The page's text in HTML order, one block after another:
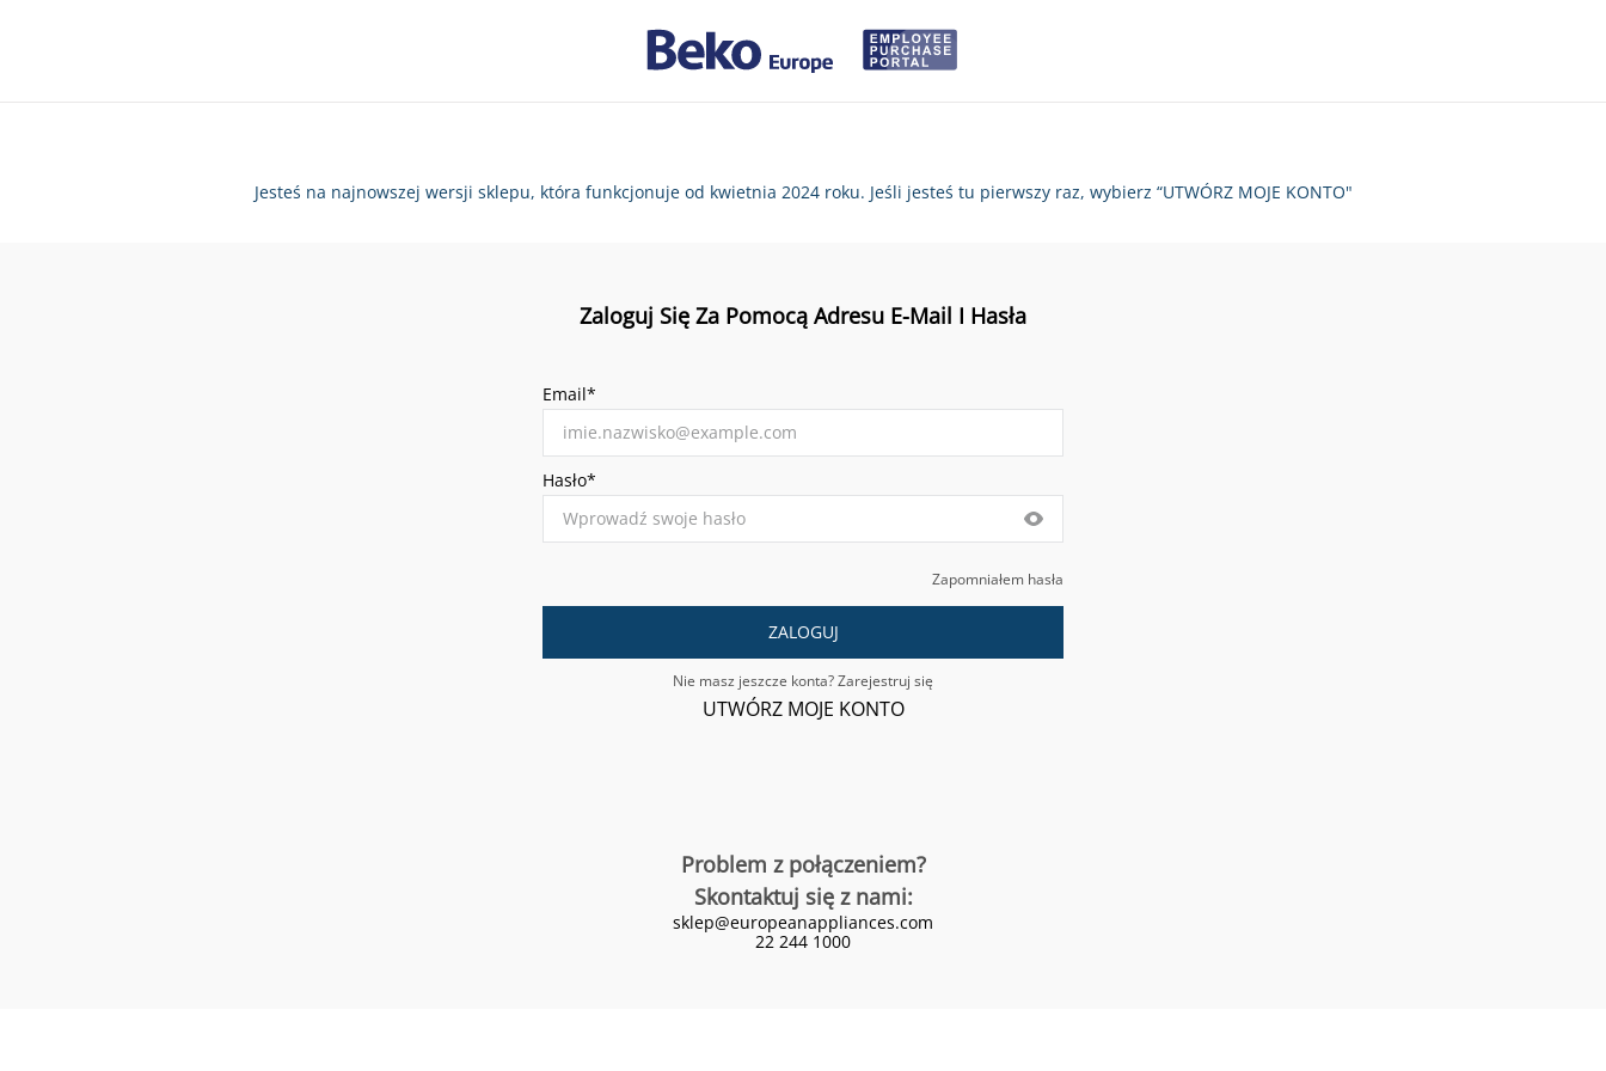
Jesteś na najnowszej wersji sklepu, która funkcjonuje od kwietnia 2024 roku. Jeśli jesteś tu pierwszy raz, wybierz “UTWÓRZ MOJE KONTO"
Zaloguj Się Za Pomocą Adresu E-Mail I Hasła
Email*
Hasło*
Zapomniałem hasła
ZALOGUJ
Nie masz jeszcze konta? Zarejestruj się
UTWÓRZ MOJE KONTO
Problem z połączeniem?
Skontaktuj się z nami:
sklep@europeanappliances.com
22 244 1000